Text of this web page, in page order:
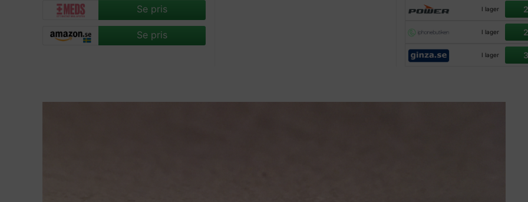
Se pris
Se pris
I lager
I lager
I lager